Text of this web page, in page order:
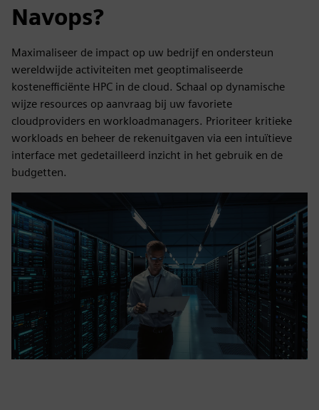
Navops?
Maximaliseer de impact op uw bedrijf en ondersteun
wereldwijde activiteiten met geoptimaliseerde
kostenefficiënte HPC in de cloud. Schaal op dynamische
wijze resources op aanvraag bij uw favoriete
cloudproviders en workloadmanagers. Prioriteer kritieke
workloads en beheer de rekenuitgaven via een intuïtieve
interface met gedetailleerd inzicht in het gebruik en de
budgetten.